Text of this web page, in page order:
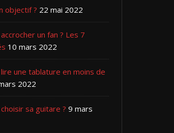
objectif ? 22 mai 2022
un fan ? Les 7
10 mars 2022
une tablature en moins de
2022
sa guitare ? 9 mars